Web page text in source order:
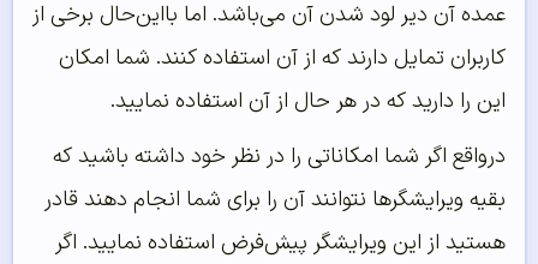
عمده آن دیر لود شدن آن می‌باشد. اما بااین‌حال برخی از
کاربران تمایل دارند که از آن استفاده کنند. شما امکان
این را دارید که در هر حال از آن استفاده نمایید.
درواقع اگر شما امکاناتی را در نظر خود داشته باشید که
بقیه ویرایشگرها نتوانند آن را برای شما انجام دهند قادر
هستید از این ویرایشگر پیش‌فرض استفاده نمایید. اگر